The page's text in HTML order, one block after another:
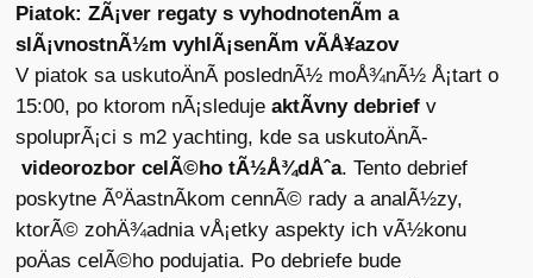
Piatok: ZÃ¡ver regaty s vyhodnotenÃ­m a
slÃ¡vnostnÃ½m vyhlÃ¡senÃ­m vÃ­Å¥azov
V piatok sa uskutoÄnÃ­ poslednÃ½ moÅ¾nÃ½ Å¡tart o
15:00, po ktorom nÃ¡sledujeaktÃ­vny debrief v
spoluprÃ¡ci s m2 yachting, kde sa uskutoÄnÃ­
videorozbor celÃ©ho tÃ½Å¾dÅˆa. Tento debrief
poskytne ÃºÄastnÃ­kom cennÃ© rady a analÃ½zy,
ktorÃ© zohÄ¾adnia vÅ¡etky aspekty ich vÃ½konu
poÄas celÃ©ho podujatia. Po debriefe bude